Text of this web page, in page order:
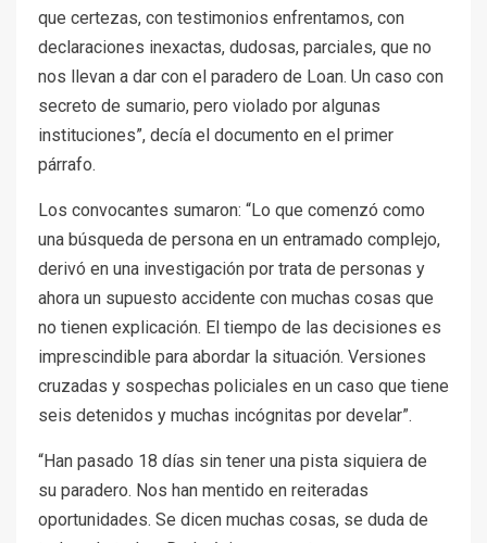
que certezas, con testimonios enfrentamos, con
declaraciones inexactas, dudosas, parciales, que no
nos llevan a dar con el paradero de Loan. Un caso con
secreto de sumario, pero violado por algunas
instituciones”, decía el documento en el primer
párrafo.
Los convocantes sumaron: “Lo que comenzó como
una búsqueda de persona en un entramado complejo,
derivó en una investigación por trata de personas y
ahora un supuesto accidente con muchas cosas que
no tienen explicación. El tiempo de las decisiones es
imprescindible para abordar la situación. Versiones
cruzadas y sospechas policiales en un caso que tiene
seis detenidos y muchas incógnitas por develar”.
“Han pasado 18 días sin tener una pista siquiera de
su paradero. Nos han mentido en reiteradas
oportunidades. Se dicen muchas cosas, se duda de